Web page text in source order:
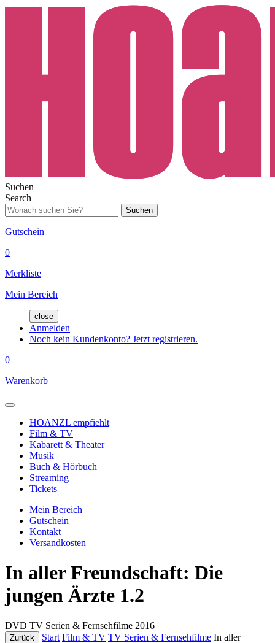
Suchen
Search
Suchen
Gutschein
0
Merkliste
Mein Bereich
close
Anmelden
Noch kein Kundenkonto? Jetzt registrieren.
0
Warenkorb
HOANZL empfiehlt
Film & TV
Kabarett & Theater
Musik
Buch & Hörbuch
Streaming
Tickets
Mein Bereich
Gutschein
Kontakt
Versandkosten
In aller Freundschaft: Die
jungen Ärzte 1.2
DVD TV Serien & Fernsehfilme 2016
Zurück Start Film & TV TV Serien & Fernsehfilme In aller